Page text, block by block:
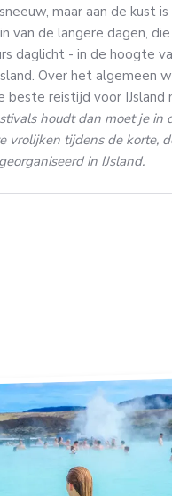
maar aan de kust
van de langere dagen,
daglicht - in de hoogte
Over het
reistijd voor IJsland
houdt dan moet je in
vrolijken tijdens de korte,
in IJsland.